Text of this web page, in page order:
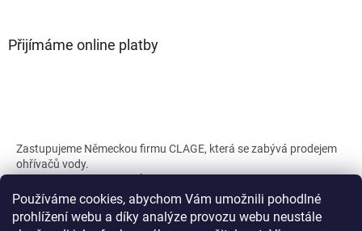
Používáme cookies, abychom Vám umožnili pohodlné
prohlížení webu a díky analýze provozu webu neustále
Přijímáme online platby
Zastupujeme Německou firmu CLAGE, která se zabývá prodejem
ohřívačů vody.
Náš web a shop s průtokovými ohřívači CLAGE :
clage.cz
clageshop.cz